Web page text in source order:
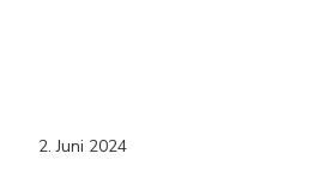
2. Juni 2024